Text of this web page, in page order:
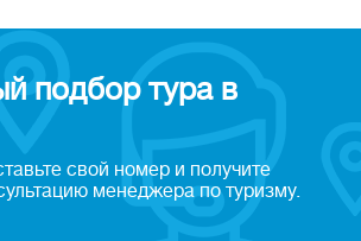
подбор тура в
свой номер и получите
менеджера по туризму.